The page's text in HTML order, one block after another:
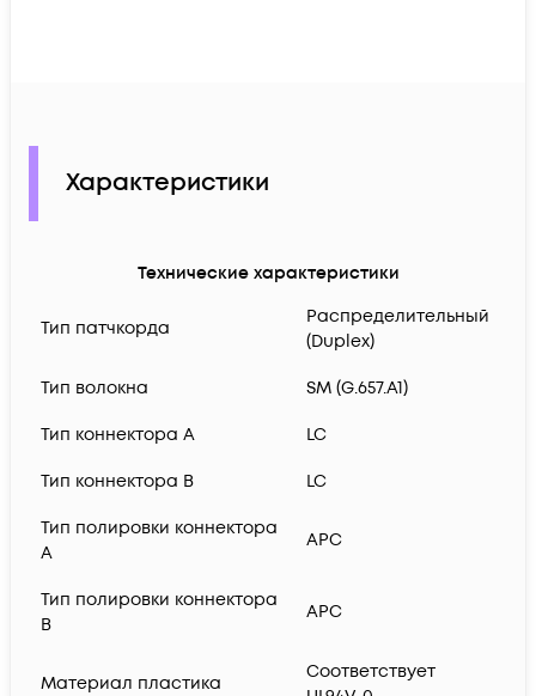
Характеристики
Технические характеристики
Тип патчкорда
Распределительный
(Duplex)
Тип волокна SM (G.657.A1)
Тип коннектора A LC
Тип коннектора B LC
Тип полировки коннектора
A
APC
Тип полировки коннектора
B
APC
Материал пластика
Соответствует